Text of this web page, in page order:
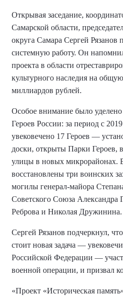
Открывая заседание,
Самарской области,
округа Самара Сергей Рязанов
системную работу. Он
проекта в области
культурного наследия на
миллиардов рублей.
Особое внимание было
Героев России: за период с
увековечено 17 Героев —
доски, открыты Парки Героев,
улицы в новых микрорайонах.
восстановлены три воинских
могилы генерал-майора
Советского Союза
Реброва и Николая Дружинина.
Сергей Рязанов подчеркнул,
стоит новая задача —
Российской Федерации —
военной операции, и призвал
«Проект «Историческая